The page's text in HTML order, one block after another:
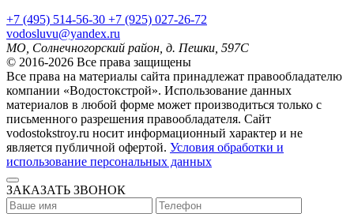
+7 (495) 514-56-30 +7 (925) 027-26-72
vodosluvu@yandex.ru
МО, Солнечногорский район, д. Пешки, 597С
© 2016-2026 Все права защищены
Все права на материалы сайта принадлежат правообладателю
компании «Водостокстрой». Использование данных
материалов в любой форме может производиться только с
письменного разрешения правообладателя. Сайт
vodostokstroy.ru носит информационный характер и не
является публичной офертой. Условия обработки и
использование персональных данных
ЗАКАЗАТЬ ЗВОНОК